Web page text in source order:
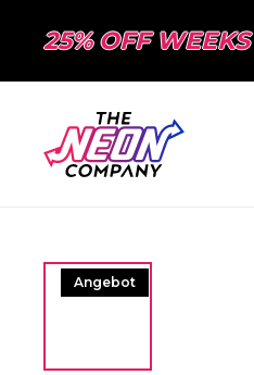
25% OFF WEEKS
Angebot